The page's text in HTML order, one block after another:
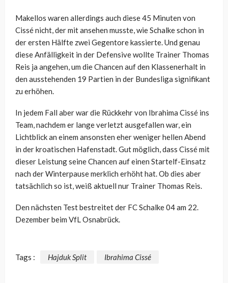
Makellos waren allerdings auch diese 45 Minuten von
Cissé nicht, der mit ansehen musste, wie Schalke schon in
der ersten Hälfte zwei Gegentore kassierte. Und genau
diese Anfälligkeit in der Defensive wollte Trainer Thomas
Reis ja angehen, um die Chancen auf den Klassenerhalt in
den ausstehenden 19 Partien in der Bundesliga signifikant
zu erhöhen.
In jedem Fall aber war die Rückkehr von Ibrahima Cissé ins
Team, nachdem er lange verletzt ausgefallen war, ein
Lichtblick an einem ansonsten eher weniger hellen Abend
in der kroatischen Hafenstadt. Gut möglich, dass Cissé mit
dieser Leistung seine Chancen auf einen Startelf-Einsatz
nach der Winterpause merklich erhöht hat. Ob dies aber
tatsächlich so ist, weiß aktuell nur Trainer Thomas Reis.
Den nächsten Test bestreitet der FC Schalke 04 am 22.
Dezember beim VfL Osnabrück.
Tags : Hajduk Split Ibrahima Cissé